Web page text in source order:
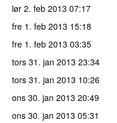
lør 2. feb 2013 07:17
fre 1. feb 2013 15:18
fre 1. feb 2013 03:35
tors 31. jan 2013 23:34
tors 31. jan 2013 10:26
ons 30. jan 2013 20:49
ons 30. jan 2013 05:31